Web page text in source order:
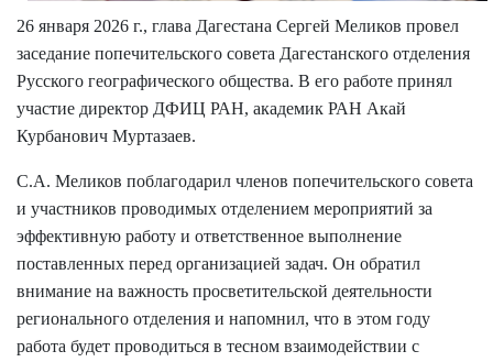
26 января 2026 г., глава Дагестана Сергей Меликов провел
заседание попечительского совета Дагестанского отделения
Русского географического общества. В его работе принял
участие директор ДФИЦ РАН, академик РАН Акай
Курбанович Муртазаев.
С.А. Меликов поблагодарил членов попечительского совета
и участников проводимых отделением мероприятий за
эффективную работу и ответственное выполнение
поставленных перед организацией задач. Он обратил
внимание на важность просветительской деятельности
регионального отделения и напомнил, что в этом году
работа будет проводиться в тесном взаимодействии с